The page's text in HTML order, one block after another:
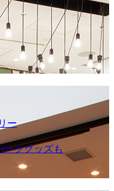
ー
ークグッズも